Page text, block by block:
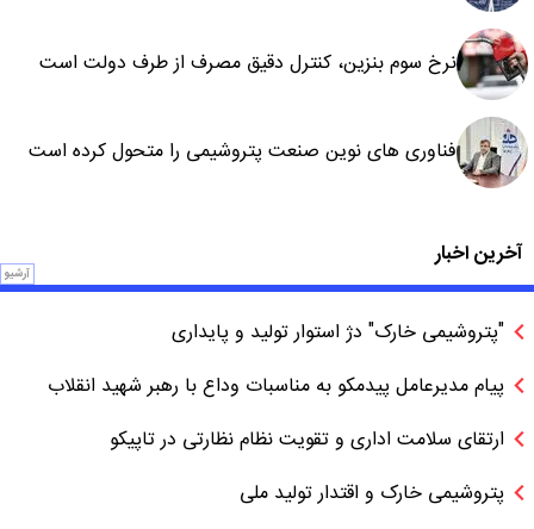
نرخ سوم بنزین، کنترل دقیق مصرف از طرف دولت است
فناوری های نوین صنعت پتروشیمی را متحول کرده است
آخرین اخبار
آرشیو
"پتروشیمی خارک" دژ استوار تولید و پایداری
پیام مدیرعامل پیدمکو به مناسبات وداع با رهبر شهید انقلاب
ارتقای سلامت اداری و تقویت نظام نظارتی در تاپیکو
پتروشیمی خارک و اقتدار تولید ملی